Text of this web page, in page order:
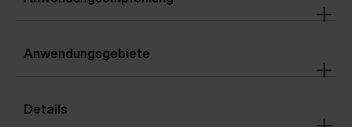
Anwendungsgebiete
Details